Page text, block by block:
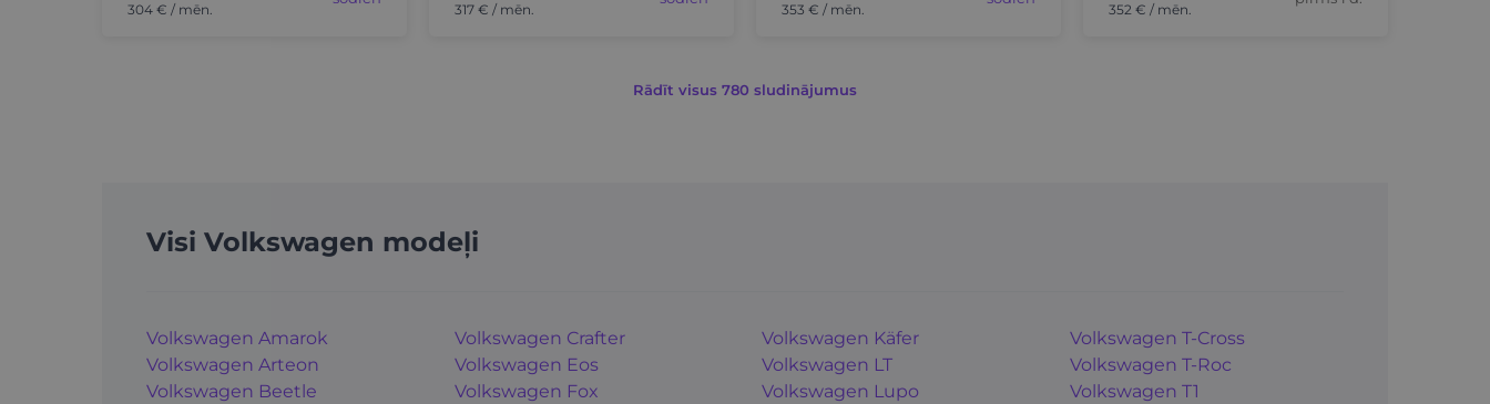
304 € / mēn. 317 € / mēn. 353 € / mēn. 352 € / mēn.
Rādīt visus 780 sludinājumus
Visi Volkswagen modeļi
Volkswagen Amarok
Volkswagen Arteon
Volkswagen Beetle
Volkswagen Crafter
Volkswagen Eos
Volkswagen Fox
Volkswagen Käfer
Volkswagen LT
Volkswagen Lupo
Volkswagen T-Cross
Volkswagen T-Roc
Volkswagen T1